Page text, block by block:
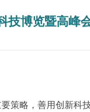
技博览暨高峰
策略，善用创新科